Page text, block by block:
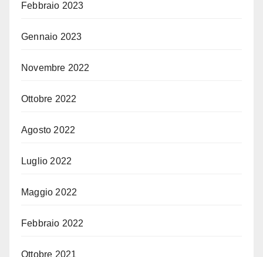
Febbraio 2023
Gennaio 2023
Novembre 2022
Ottobre 2022
Agosto 2022
Luglio 2022
Maggio 2022
Febbraio 2022
Ottobre 2021